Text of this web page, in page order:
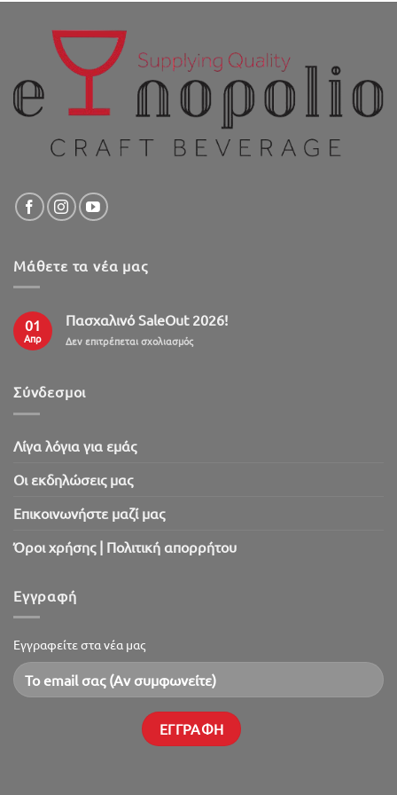
Μάθετε τα νέα μας
01
Απρ
Πασχαλινό SaleOut 2026!
Δεν επιτρέπεται σχολιασμόςστο
Σύνδεσμοι
Λίγα λόγια για εμάς
Oι εκδηλώσεις μας
Επικοινωνήστε μαζί μας
Όροι χρήσης | Πολιτική απορρήτου
Εγγραφή
Εγγραφείτε στα νέα μας